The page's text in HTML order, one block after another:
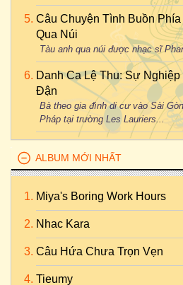
Câu Chuyện Tình Buồn
Qua Núi
Tàu anh qua núi được nhạc sĩ
Danh Ca Lệ Thu: Sự
Đận
Bà theo gia đình di cư vào Sài
Pháp tại trường Les Lauriers...
ALBUM MỚI NHẤT
Miya's Boring Work Hours
Nhac Kara
Câu Hứa Chưa Trọn Vẹn
Tieumy